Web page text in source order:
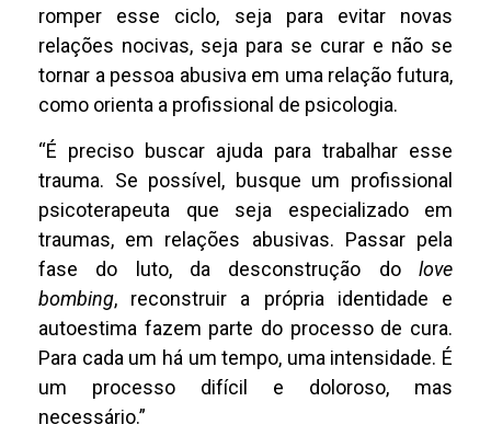
romper esse ciclo, seja para evitar novas
relações nocivas, seja para se curar e não se
tornar a pessoa abusiva em uma relação futura,
como orienta a profissional de psicologia.
“É preciso buscar ajuda para trabalhar esse
trauma. Se possível, busque um profissional
psicoterapeuta que seja especializado em
traumas, em relações abusivas. Passar pela
fase do luto, da desconstrução do love
bombing, reconstruir a própria identidade e
autoestima fazem parte do processo de cura.
Para cada um há um tempo, uma intensidade. É
um processo difícil e doloroso, mas
necessário.”